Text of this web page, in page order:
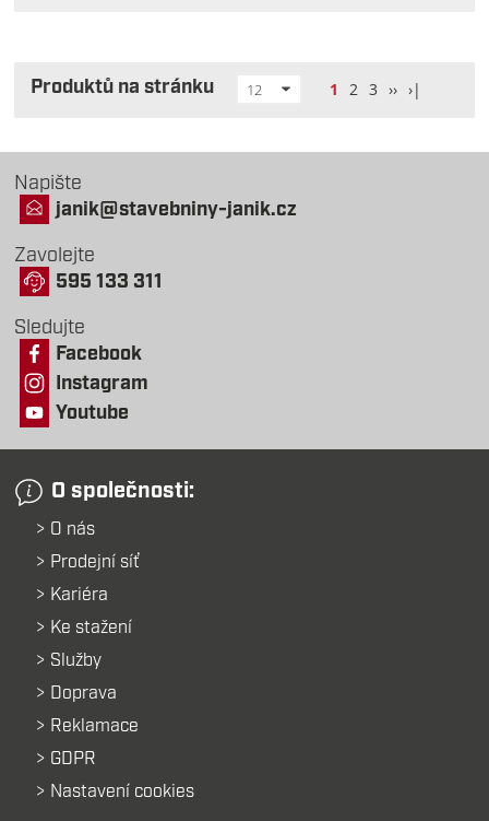
Produktů na stránku 12 1 2 3 ›› ›|
Napište
janik@stavebniny-janik.cz
Zavolejte
595 133 311
Sledujte
Facebook
Instagram
Youtube
O společnosti:
O nás
Prodejní síť
Kariéra
Ke stažení
Služby
Doprava
Reklamace
GDPR
Nastavení cookies